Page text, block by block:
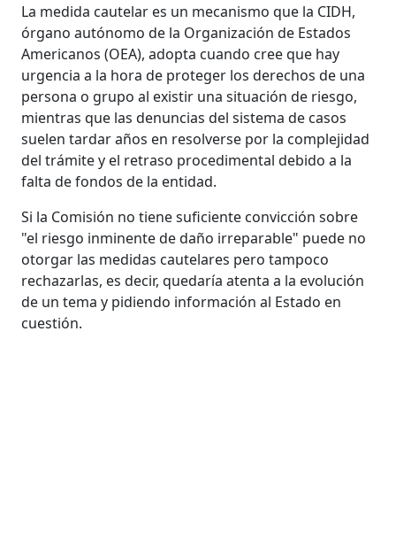
La medida cautelar es un mecanismo que la CIDH,
órgano autónomo de la Organización de Estados
Americanos (OEA), adopta cuando cree que hay
urgencia a la hora de proteger los derechos de una
persona o grupo al existir una situación de riesgo,
mientras que las denuncias del sistema de casos
suelen tardar años en resolverse por la complejidad
del trámite y el retraso procedimental debido a la
falta de fondos de la entidad.
Si la Comisión no tiene suficiente convicción sobre
"el riesgo inminente de daño irreparable" puede no
otorgar las medidas cautelares pero tampoco
rechazarlas, es decir, quedaría atenta a la evolución
de un tema y pidiendo información al Estado en
cuestión.